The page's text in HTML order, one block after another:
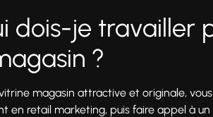
dois-je travailler
?
vitrine magasin attractive et originale,
en retail marketing, puis faire appel à